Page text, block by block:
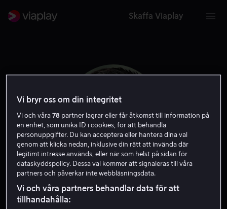
Skaffa Viaplay
Vadhir Derbez
Vi bryr oss om din integritet
Vi och våra78 partner lagrar eller får åtkomst till information på
en enhet, som unika ID i cookies, för att behandla
personuppgifter. Du kan acceptera eller hantera dina val
genom att klicka nedan, inklusive din rätt att invända där
legitimt intresse används, eller när som helst på sidan för
dataskyddspolicy. Dessa val kommer att signaleras till våra
partners och påverkar inte webbläsningsdata.
Vi och våra partners behandlar data för att
tillhandahålla: